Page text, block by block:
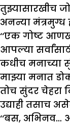
तुझ्यासारखीच
अनन्या मंत्रमुग्ध
‘‘एक गोष्ट
आपल्या
कधीच मनाच्या
माझ्या मनात
तोच सुंदर
उद्याही तसाच
‘‘बस,